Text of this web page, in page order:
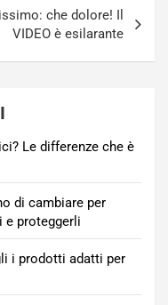
che dolore! Il
VIDEO è esilarante
Le differenze che è
di cambiare per
e proteggerli
i prodotti adatti per